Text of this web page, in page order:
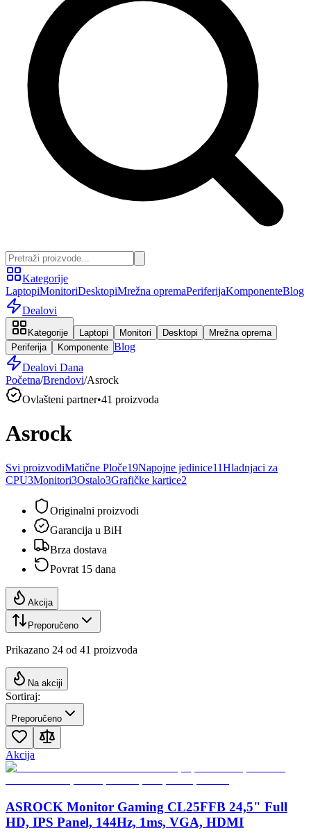
Kategorije
LaptopiMonitoriDesktopiMrežna opremaPeriferijaKomponenteBlog
Dealovi
Kategorije Laptopi Monitori Desktopi
Mrežna oprema
Periferija
Komponente Blog
Dealovi Dana
Početna/Brendovi/Asrock
Ovlašteni partner•41 proizvoda
Asrock
Svi proizvodiMatične Ploče19Napojne jedinice11Hladnjaci za
CPU3Monitori3Ostalo3Grafičke kartice2
Originalni proizvodi
Garancija u BiH
Brza dostava
Povrat 15 dana
Akcija
Preporučeno
Prikazano 24 od 41 proizvoda
Na akciji
Sortiraj:
Preporučeno
Akcija
ASROCK Monitor Gaming CL25FFB 24,5" Full
HD, IPS Panel, 144Hz, 1ms, VGA, HDMI